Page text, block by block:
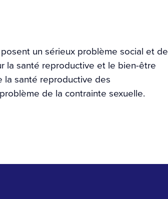
un sérieux problème social et de
la santé reproductive et le bien-être
la santé reproductive des
de la contrainte sexuelle.